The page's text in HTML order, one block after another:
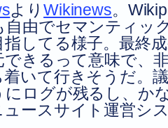
よりWikinews。
自由でセマンティッ
してる様子。最終
できるって意味で、
いて行きそうだ。
にログが残るし、か
ュースサイト運営シ